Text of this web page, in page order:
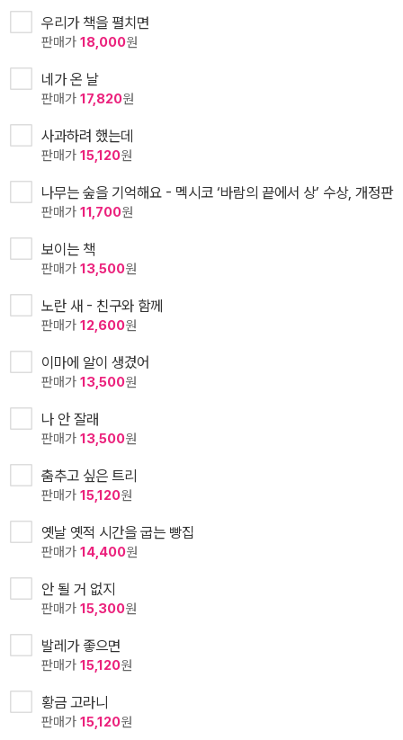
우리가 책을 펼치면
판매가 18,000원
네가 온 날
판매가 17,820원
사과하려 했는데
판매가 15,120원
나무는 숲을 기억해요 - 멕시코 ‘바람의 끝에서 상’ 수상, 개정판
판매가 11,700원
보이는 책
판매가 13,500원
노란 새 - 친구와 함께
판매가 12,600원
이마에 알이 생겼어
판매가 13,500원
나 안 잘래
판매가 13,500원
춤추고 싶은 트리
판매가 15,120원
옛날 옛적 시간을 굽는 빵집
판매가 14,400원
안 될 거 없지
판매가 15,300원
발레가 좋으면
판매가 15,120원
황금 고라니
판매가 15,120원